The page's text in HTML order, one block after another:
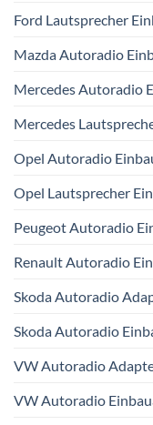
Ford Lautsprecher
Mazda Autoradio
Mercedes Autoradio
Mercedes
Opel Autoradio
Opel Lautsprecher
Peugeot Autoradio
Renault Autoradio
Skoda Autoradio
Skoda Autoradio
VW Autoradio
VW Autoradio